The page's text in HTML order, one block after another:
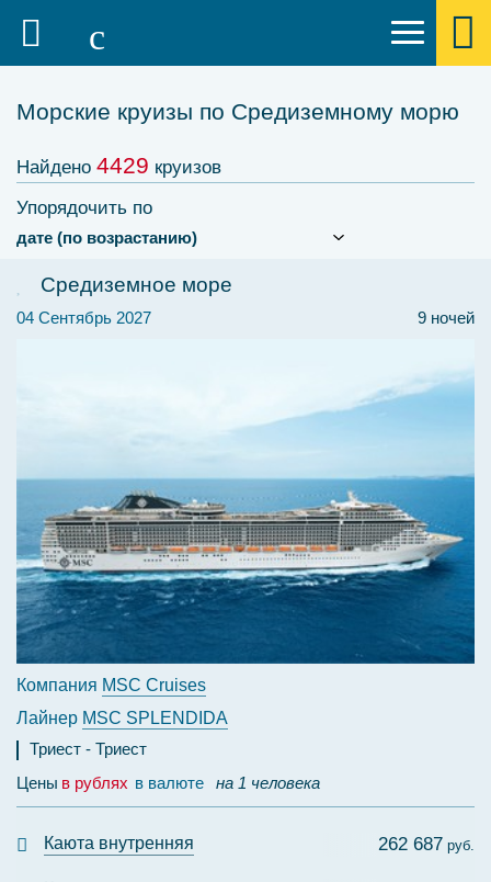
Морские круизы по Средиземному морю
Найдено 4429 круизов
Упорядочить по
Средиземное море
9 ночей
04 Сентябрь 2027
Компания MSC Cruises
Лайнер MSC SPLENDIDA
Триест
Триест
Цены в рублях в валюте на 1 человека
Каюта внутренняя 262 687 руб.